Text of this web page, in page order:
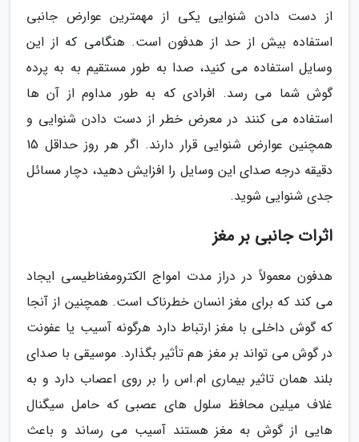
از دست دادن شنوایی یکی از مهمترین عوارض جانبی
استفاده بیش از حد از هدفون است. هنگامی که از این
وسایل استفاده می کنید، صدا به طور مستقیم به به پرده
گوش شما می رسد. افرادی که به طور مداوم از آن ها
استفاده می کنند در معرض خطر از دست دادن شنوایی و
همچنین عوارض شنوایی قرار دارند. اگر هر روز حداقل 15
دقیقه درجه صدای این وسایل را افزایش دهید، دچار مسائل
جدی شنوایی شوید.
اثرات جانبی بر مغز
هدفون معمولاً در دراز مدت امواج الکترومغناطیسی ایجاد
می کند که برای مغز انسان خطرناک است. همچنین از آنجا
که گوش داخلی با مغز ارتباط دارد هرگونه آسیب یا عفونت
در گوش می تواند بر مغز هم تأثیر بگذارد. موسیقی با صدای
بلند همان تاثیر بیماری ام.اس را بر روی اعصاب دارد و به
غلاف میلین محافظ سلول های عصبی که حامل سیگنال
هایی از گوش به مغز هستند آسیب می رساند و باعث